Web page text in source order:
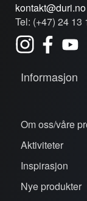
kontakt@duri.no
Tel: (+47) 24 13
Informasjon
Om oss/våre
Aktiviteter
Inspirasjon
Nye produkter